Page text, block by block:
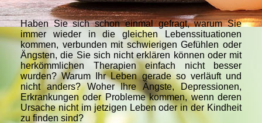
Haben Sie sich schon einmal gefragt, warum Sie
immer wieder in die gleichen Lebenssituationen
kommen, verbunden mit schwierigen Gefühlen oder
Ängsten, die Sie sich nicht erklären können oder mit
herkömmlichen Therapien einfach nicht besser
wurden? Warum Ihr Leben gerade so verläuft und
nicht anders? Woher Ihre Ängste, Depressionen,
Erkrankungen oder Probleme kommen, wenn deren
Ursache nicht im jetzigen Leben oder in der Kindheit
zu finden sind?